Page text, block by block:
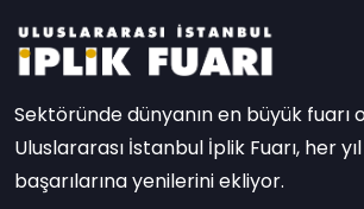
Sektöründe dünyanın en büyük fuarı
Uluslararası İstanbul İplik Fuarı, her yıl
başarılarına yenilerini ekliyor.